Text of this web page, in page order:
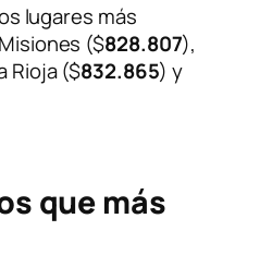
lugares más
($828.807),
Rioja ($832.865) y
que más